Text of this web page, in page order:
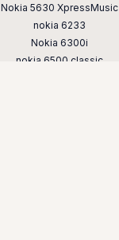
Nokia 5630 XpressMusic
nokia 6233
Nokia 6300i
nokia 6500 classic